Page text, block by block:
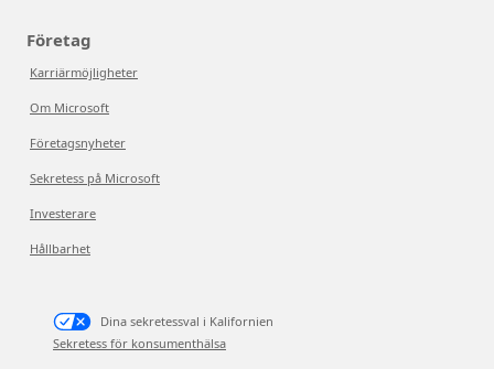
Företag
Karriärmöjligheter
Om Microsoft
Företagsnyheter
Sekretess på Microsoft
Investerare
Hållbarhet
Dina sekretessval i Kalifornien
Sekretess för konsumenthälsa